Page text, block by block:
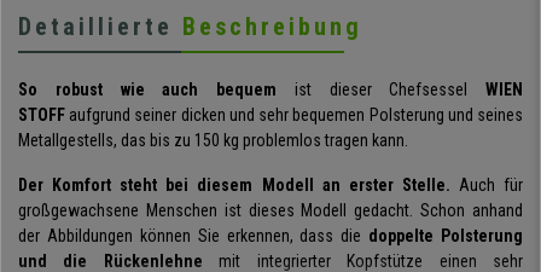
Detaillierte Beschreibung
So robust wie auch bequem ist dieser Chefsessel WIEN
STOFF aufgrund seiner dicken und sehr bequemen Polsterung und seines
Metallgestells, das bis zu 150 kg problemlos tragen kann.
Der Komfort steht bei diesem Modell an erster Stelle. Auch für
großgewachsene Menschen ist dieses Modell gedacht. Schon anhand
der Abbildungen können Sie erkennen, dass die doppelte Polsterung
und die Rückenlehne mit integrierter Kopfstütze einen sehr